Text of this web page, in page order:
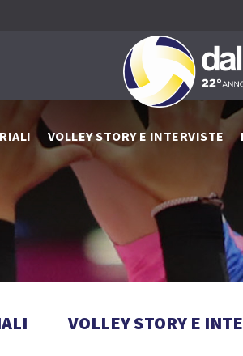
VOLLEY STORY E INTERVISTE
VOLLEY STORY E